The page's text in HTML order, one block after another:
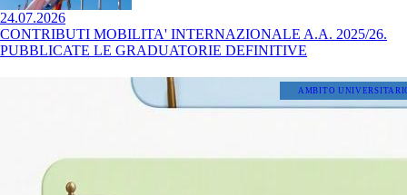
24.07.2026
CONTRIBUTI MOBILITA' INTERNAZIONALE A.A. 2025/26.
PUBBLICATE LE GRADUATORIE DEFINITIVE
AMBITO